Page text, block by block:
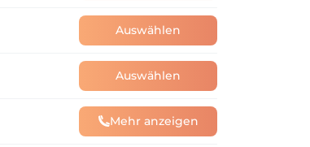
Auswählen
Auswählen
Mehr anzeigen